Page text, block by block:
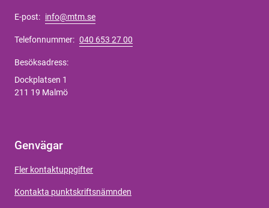
E-post: info@mtm.se
Telefonnummer: 040 653 27 00
Besöksadress:
Dockplatsen 1
211 19 Malmö
Genvägar
Fler kontaktuppgifter
Kontakta punktskriftsnämnden